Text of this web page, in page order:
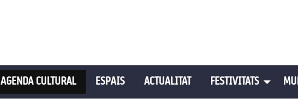
AGENDA CULTURAL ESPAIS ACTUALITAT FESTIVITATS